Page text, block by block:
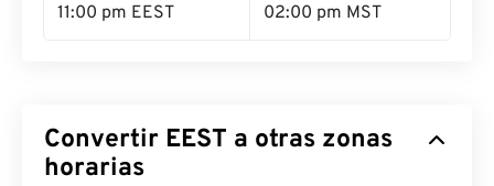
11:00 pm EEST 02:00 pm MST
Convertir EEST a otras zonas
horarias